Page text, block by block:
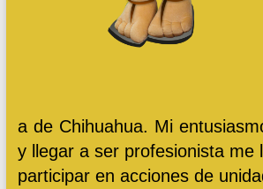
a de Chihuahua. Mi
y llegar a ser profesionista me
participar en acciones de